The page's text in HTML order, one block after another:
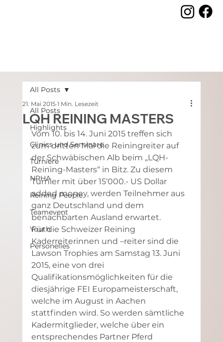
All Posts
Highlights
Clinics und Seminare
Turniere
NRHA
Reining People
Teamevent
Youth
Personelles
All Posts
LQH REINING MASTERS
21. Mai 2015 1 Min. Lesezeit
Vom 10. bis 14. Juni 2015 treffen sich
zum dritten Mal die Reiningreiter auf
der Schwäbischen Alb beim „LQH-
Reining-Masters“ in Bitz. Zu diesem
Turnier mit über 15‘000.- US Dollar
added money, werden Teilnehmer aus
ganz Deutschland und dem
benachbarten Ausland erwartet.
Für die Schweizer Reining
Kaderreiterinnen und –reiter sind die
Lawson Trophies am Samstag 13. Juni
2015, eine von drei
Qualifikationsmöglichkeiten für die
diesjährige FEI Europameisterschaft,
welche im August in Aachen
stattfinden wird. So werden sämtliche
Kadermitglieder, welche über ein
entsprechendes Partner Pferd